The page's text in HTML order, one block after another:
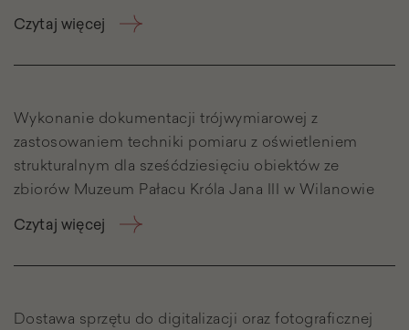
Czytaj więcej
Wykonanie dokumentacji trójwymiarowej z
zastosowaniem techniki pomiaru z oświetleniem
strukturalnym dla sześćdziesięciu obiektów ze
zbiorów Muzeum Pałacu Króla Jana III w Wilanowie
Czytaj więcej
Dostawa sprzętu do digitalizacji oraz fotograficznej